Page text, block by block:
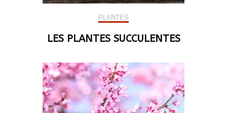
PLANTES
LES PLANTES SUCCULENTES